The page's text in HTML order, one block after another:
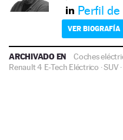
Perfil
VER BIOGRAFÍA
ARCHIVADO EN Coches
Renault 4 E-Tech Eléctrico ·SUV ·